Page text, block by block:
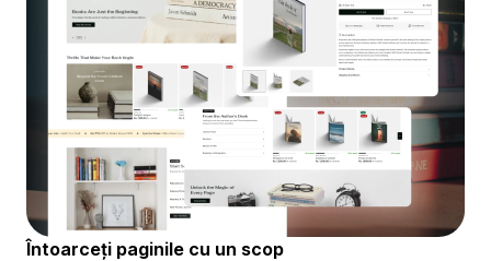
Întoarceți paginile cu un scop